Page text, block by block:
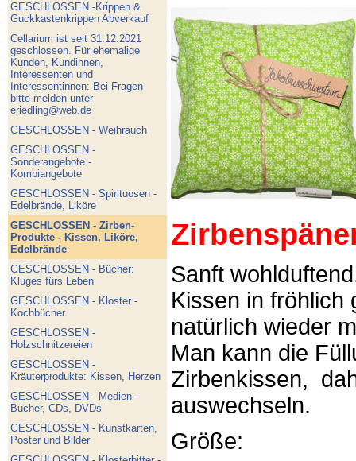
GESCHLOSSEN -Krippen &
Guckkastenkrippen Abverkauf
Cellarium ist seit 31.12.2021
geschlossen. Für ehemalige
Kunden, Kundinnen,
Interessenten und
Interessentinnen: Bei Fragen
bitte melden unter
eriedling@web.de
GESCHLOSSEN - Weihrauch
GESCHLOSSEN -
Sonderangebote -
Kombiangebote
GESCHLOSSEN - Spirituosen -
Edelbrände, Liköre
GESCHLOSSEN - Zirben-
Produkte - Kissen, Liköre,
Edelbrände
GESCHLOSSEN - Bücher:
Kluges fürs Leben
GESCHLOSSEN - Kloster -
Kochbücher
GESCHLOSSEN -
Holzschnitzereien
GESCHLOSSEN -
Kräuterprodukte: Kissen, Herzen
GESCHLOSSEN - Medien -
Bücher, CDs, DVDs
GESCHLOSSEN - Kunstkarten,
Poster und Bilder
Sanft
Kissen in fröhlich
natürlich wieder
Man kann die
Zirbenkissen,
auswechseln.
Größe: